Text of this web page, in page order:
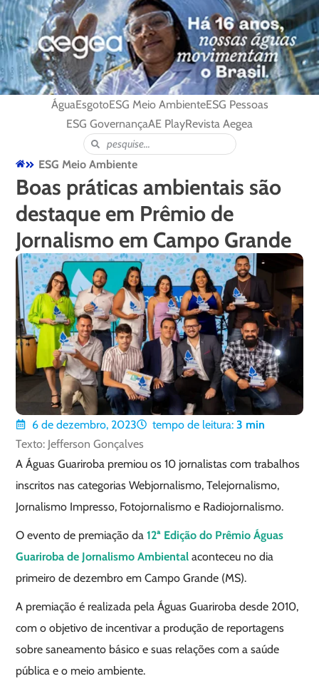
ÁguaEsgotoESG Meio AmbienteESG Pessoas
ESG GovernançaAE PlayRevista Aegea
ESG Meio Ambiente
Boas práticas ambientais são
destaque em Prêmio de
Jornalismo em Campo Grande
6 de dezembro, 2023 tempo de leitura: 3 min
Texto: Jefferson Gonçalves
A Águas Guariroba premiou os 10 jornalistas com trabalhos
inscritos nas categorias Webjornalismo, Telejornalismo,
Jornalismo Impresso, Fotojornalismo e Radiojornalismo.
O evento de premiação da12ª Edição do Prêmio Águas
Guariroba de Jornalismo Ambiental aconteceu no dia
primeiro de dezembro em Campo Grande (MS).
A premiação é realizada pela Águas Guariroba desde 2010,
com o objetivo de incentivar a produção de reportagens
sobre saneamento básico e suas relações com a saúde
pública e o meio ambiente.